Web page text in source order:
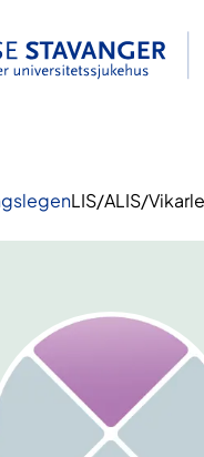
LIS/ALIS/